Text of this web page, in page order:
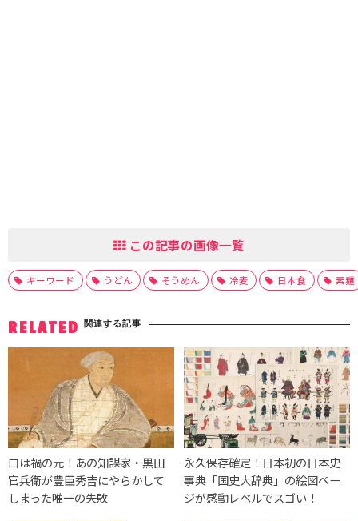
この記事の画像一覧
キーワード うどん そうめん 冷麦 日本食 素麺
RELATED 関連する記事
口は禍の元！あの知謀家・黒田
官兵衛が豊臣秀吉にやらかして
しまった唯一の失敗
永久保存確定！日本初の日本史
事典「国史大辞典」の絵図ペー
ジが感動レベルでスゴい！